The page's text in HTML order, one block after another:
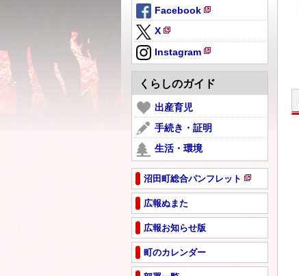
Facebook
新
ペ
ー
ジ
で
き
ま
X
新
規
ペ
ー
ジ
で
開
き
す
Instagram
新
規
ペ
ジ
で
き
ま
す
くらしのガイド
出産育児
手続き・証明
生活・環境
沼田町総合パンフレット
新
ペ
ジ
開
広報ぬまた
広報お知らせ版
町のカレンダー